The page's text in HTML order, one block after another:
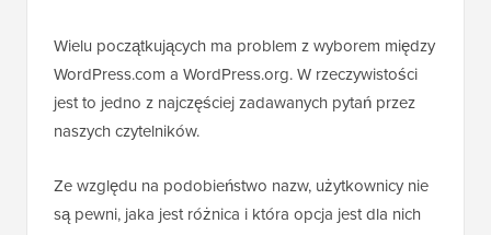
Wielu początkujących ma problem z wyborem między
WordPress.com a WordPress.org. W rzeczywistości
jest to jedno z najczęściej zadawanych pytań przez
naszych czytelników.
Ze względu na podobieństwo nazw, użytkownicy nie
są pewni, jaka jest różnica i która opcja jest dla nich